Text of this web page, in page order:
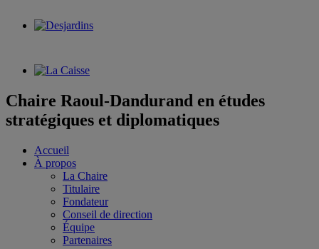
Chaire Raoul-Dandurand en études
stratégiques et diplomatiques
Accueil
À propos
La Chaire
Titulaire
Fondateur
Conseil de direction
Équipe
Partenaires